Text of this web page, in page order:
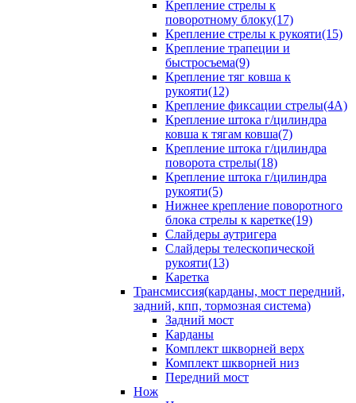
Крепление стрелы к
поворотному блоку(17)
Крепление стрелы к рукояти(15)
Крепление трапеции и
быстросъема(9)
Крепление тяг ковша к
рукояти(12)
Крепление фиксации стрелы(4A)
Крепление штока г/цилиндра
ковша к тягам ковша(7)
Крепление штока г/цилиндра
поворота стрелы(18)
Крепление штока г/цилиндра
рукояти(5)
Нижнее крепление поворотного
блока стрелы к каретке(19)
Слайдеры аутригера
Слайдеры телескопической
рукояти(13)
Каретка
Трансмиссия(карданы, мост передний,
задний, кпп, тормозная система)
Задний мост
Карданы
Комплект шкворней верх
Комплект шкворней низ
Передний мост
Нож